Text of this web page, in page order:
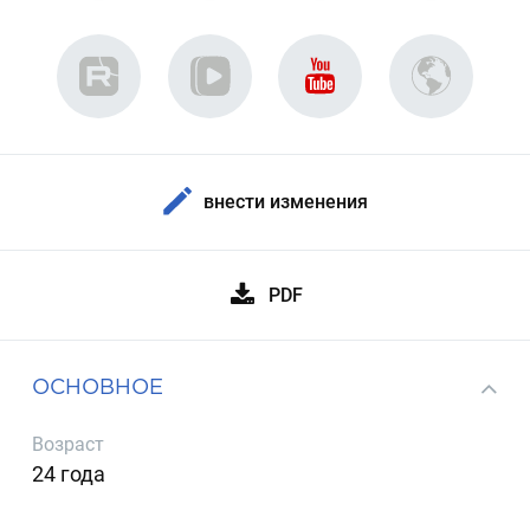
внести изменения
PDF
ОСНОВНОЕ
Возраст
24 года